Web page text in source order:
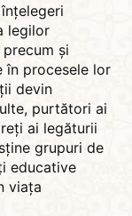
legilor
și
în procesele lor
devin
purtători ai
ai legăturii
grupuri de
educative
viața